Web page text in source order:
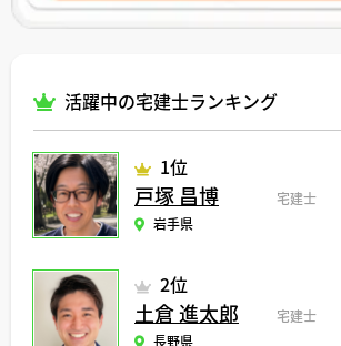
活躍中の宅建士ランキング
1位
戸塚 昌博
宅建士
岩手県
2位
土倉 進太郎
宅建士
長野県